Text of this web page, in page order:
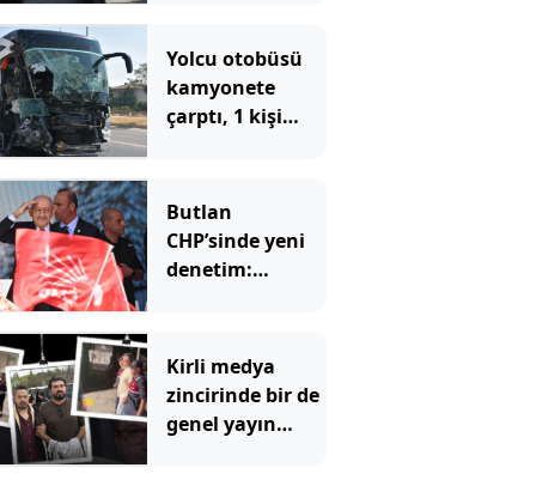
Yolcu otobüsü
kamyonete
çarptı, 1 kişi
Butlan
CHP’sinde yeni
denetim:
Kirli medya
zincirinde bir de
genel yayın